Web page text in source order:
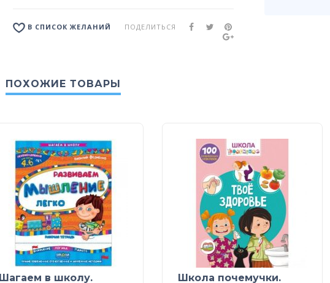
В СПИСОК ЖЕЛАНИЙ ПОДЕЛИТЬСЯ
ПОХОЖИЕ ТОВАРЫ
Шагаем в школу.
Школа почемучки.